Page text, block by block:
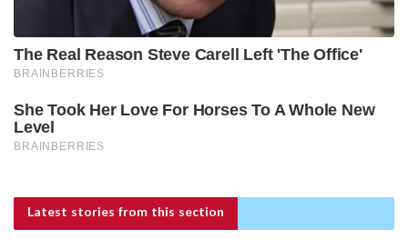
Latest stories from this section